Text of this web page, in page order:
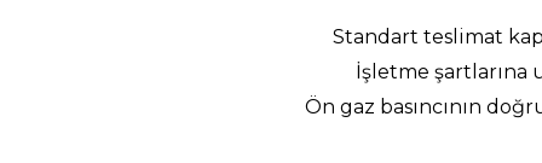
Standart teslimat
İşletme şartlarına
Ön gaz basıncının